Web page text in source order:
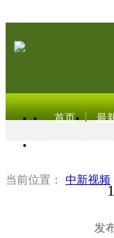
首页 最
当前位置： 中新视频
发